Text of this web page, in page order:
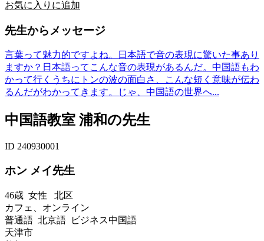
お気に入りに追加
先生からメッセージ
言葉って魅力的ですよね。日本語で音の表現に驚いた事あり
ますか？日本語ってこんな音の表現があるんだ。中国語もわ
かって行くうちにトンの波の面白さ、こんな短く意味が伝わ
るんだがわかってきます。じゃ、中国語の世界へ...
中国語教室 浦和の先生
ID 240930001
ホン メイ先生
46歳 女性 北区
カフェ、オンライン
普通語 北京語 ビジネス中国語
天津市